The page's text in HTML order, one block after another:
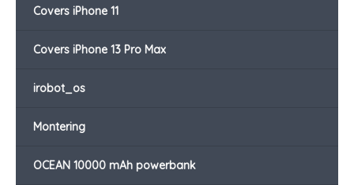
Covers iPhone 11
Covers iPhone 13 Pro Max
irobot_os
Montering
OCEAN 10000 mAh powerbank